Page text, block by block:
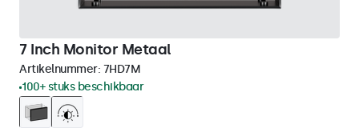
7 Inch Monitor Metaal
Artikelnummer: 7HD7M
100+ stuks beschikbaar